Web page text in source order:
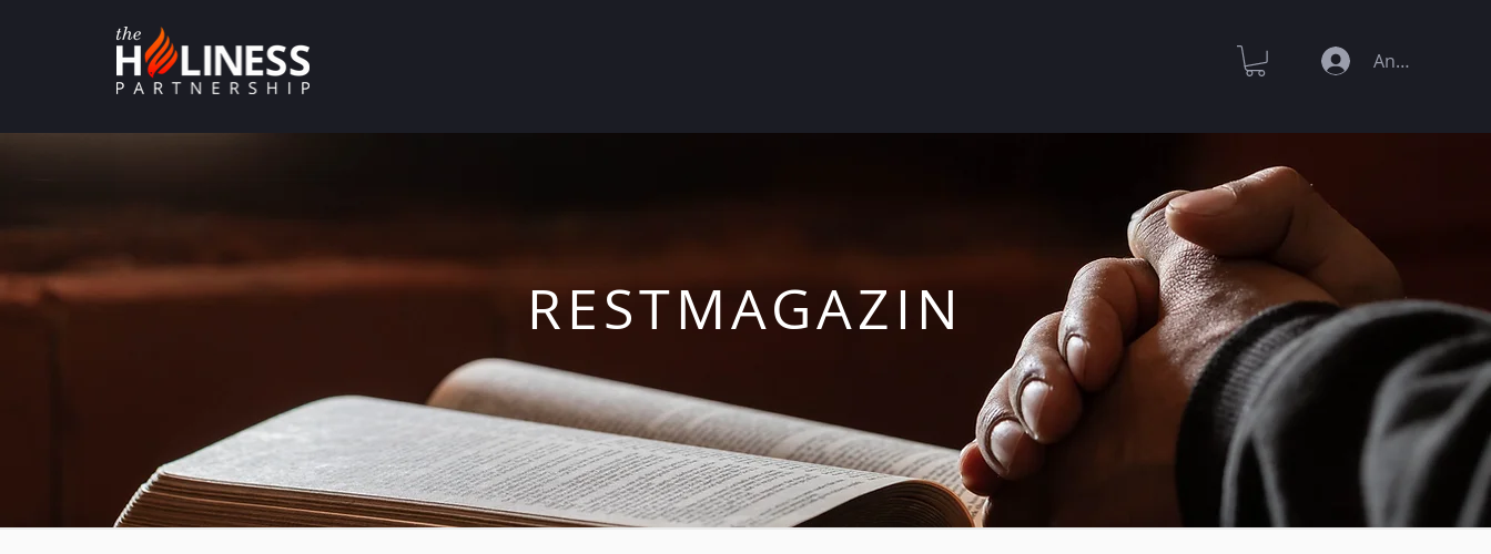
Anmelden
RESTMAGAZIN